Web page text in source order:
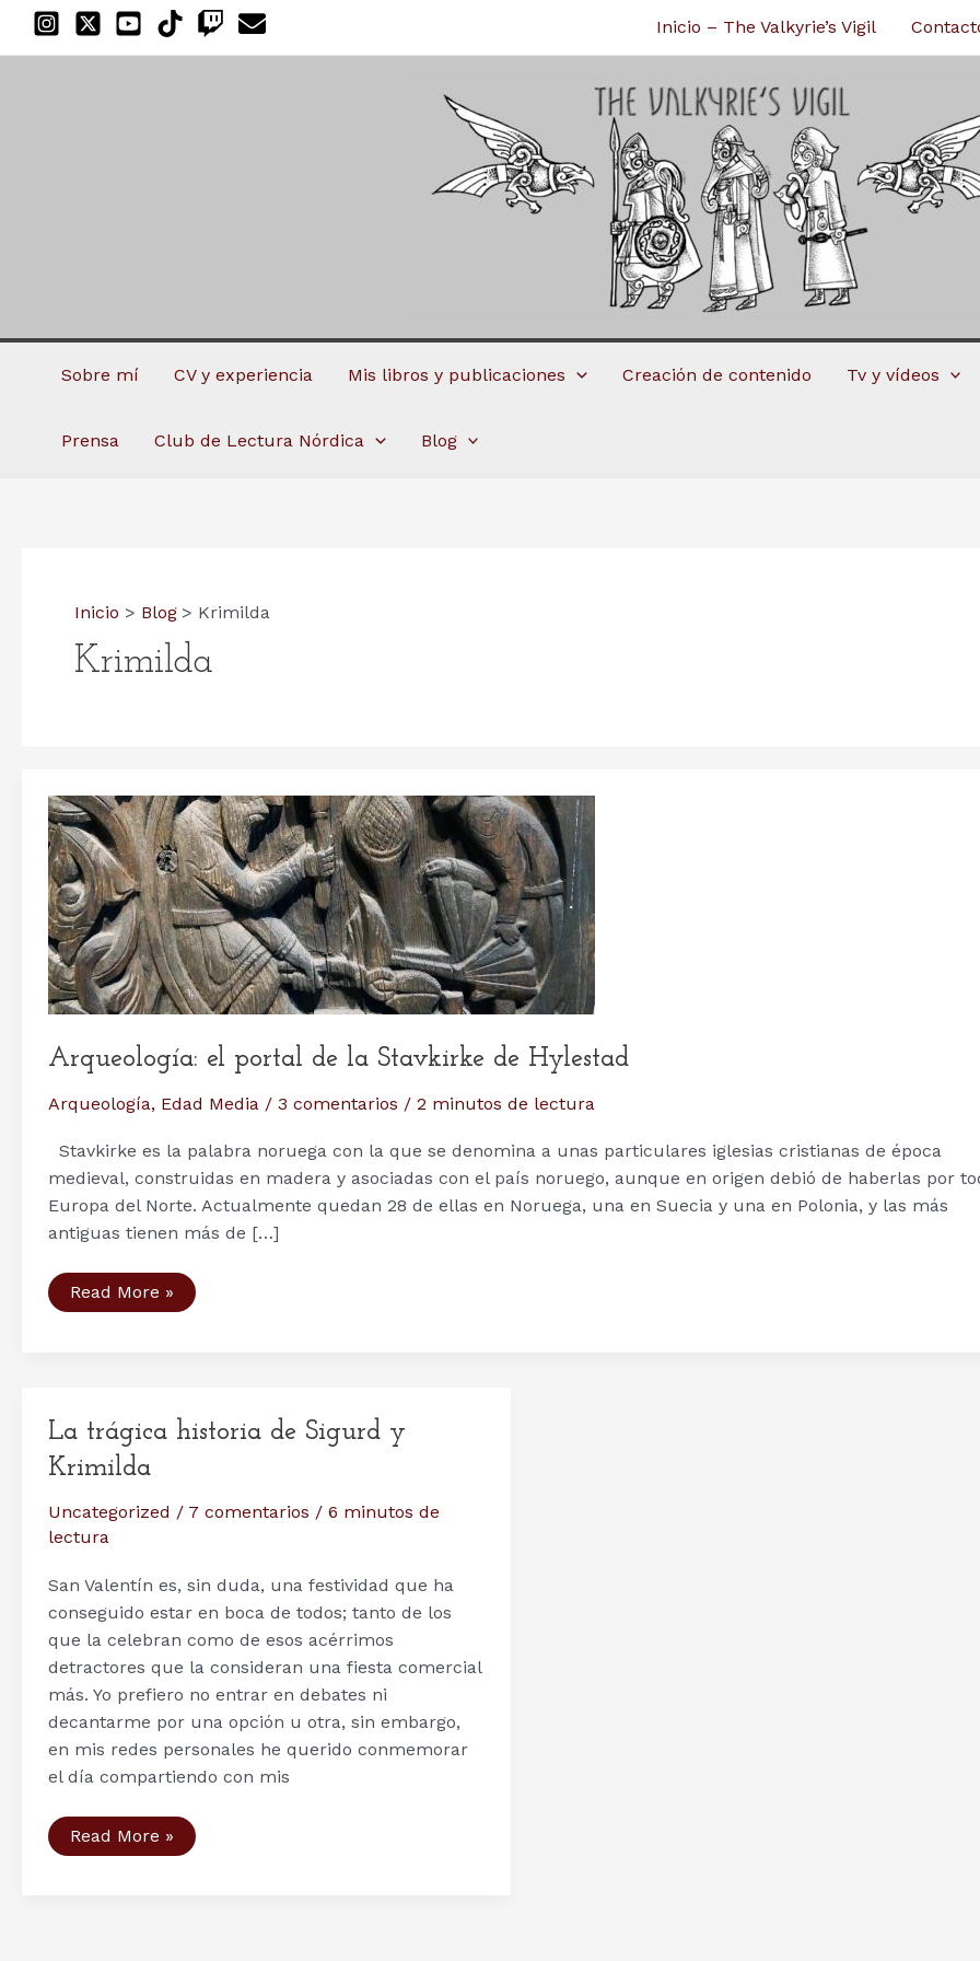
Inicio – The Valkyrie’s Vigil
Sobre mí CV y experiencia Mis libros y publicaciones Creación de contenido Tv y vídeos
Prensa Club de Lectura Nórdica Blog
Inicio Blog Krimilda
Krimilda
Arqueología: el portal de la Stavkirke de Hylestad
Arqueología, Edad Media / 3 comentarios / 2 minutos de lectura
Stavkirke es la palabra noruega con la que se denomina a unas particulares iglesias cristianas de época
medieval, construidas en madera y asociadas con el país noruego, aunque en origen debió de haberlas por
Europa del Norte. Actualmente quedan 28 de ellas en Noruega, una en Suecia y una en Polonia, y las más
antiguas tienen más de […]
Arqueología:
el
Read More »
La trágica historia de Sigurd y
Krimilda
Uncategorized / 7 comentarios / 6 minutos de
lectura
San Valentín es, sin duda, una festividad que ha
conseguido estar en boca de todos; tanto de los
que la celebran como de esos acérrimos
detractores que la consideran una fiesta comercial
más. Yo prefiero no entrar en debates ni
decantarme por una opción u otra, sin embargo,
en mis redes personales he querido conmemorar
el día compartiendo con mis
La
trágica
Read More »